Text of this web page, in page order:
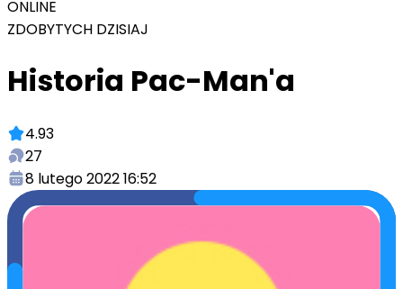
ONLINE
ZDOBYTYCH DZISIAJ
Historia Pac-Man'a
4.93
27
8 lutego 2022 16:52